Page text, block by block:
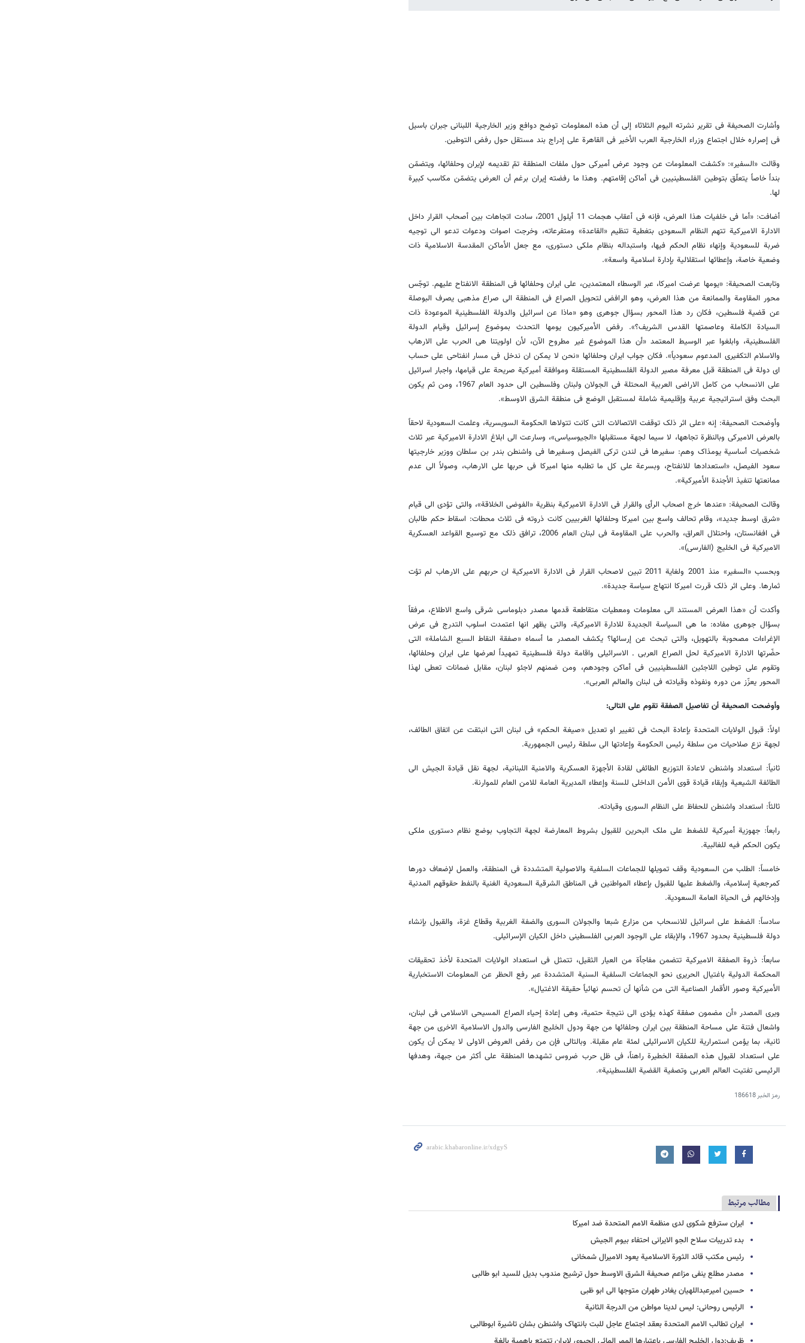
وأشارت الصحیفة فی تقریر نشرته الیوم الثلاثاء إلی أن هذه المعلومات توضح دوافع وزیر الخارجیة اللبنانی جبران باسیل
فی إصراره خلال اجتماع وزراء الخارجیة العرب الأخیر فی القاهرة علی إدراج بند مستقل حول رفض التوطین.
وقالت «السفیر»: «کشفت المعلومات عن وجود عرض أمیرکی حول ملفات المنطقة تمّ تقدیمه لإیران وحلفائها، ویتضمّن
بنداً خاصاً یتعلّق بتوطین الفلسطینیین فی أماکن إقامتهم. وهذا ما رفضته إیران برغم أن العرض یتضمّن مکاسب کبیرة
لها.
أضافت: «أما فی خلفیات هذا العرض، فإنه فی أعقاب هجمات 11 أیلول 2001، سادت اتجاهات بین أصحاب القرار داخل
الادارة الامیرکیة تتهم النظام السعودی بتغطیة تنظیم «القاعدة» ومتفرعاته، وخرجت اصوات ودعوات تدعو الی توجیه
ضربة للسعودیة وإنهاء نظام الحکم فیها، واستبداله بنظام ملکی دستوری، مع جعل الأماکن المقدسة الاسلامیة ذات
وضعیة خاصة، وإعطائها استقلالیة بإدارة اسلامیة واسعة».
وتابعت الصحیفة: «یومها عرضت امیرکا، عبر الوسطاء المعتمدین، علی ایران وحلفائها فی المنطقة الانفتاح علیهم. توجّس
محور المقاومة والممانعة من هذا العرض، وهو الرافض لتحویل الصراع فی المنطقة الی صراع مذهبی یصرف البوصلة
عن قضیة فلسطین، فکان رد هذا المحور بسؤال جوهری وهو «ماذا عن اسرائیل والدولة الفلسطینیة الموعودة ذات
السیادة الکاملة وعاصمتها القدس الشریف؟». رفض الأمیرکیون یومها التحدث بموضوع إسرائیل وقیام الدولة
الفلسطینیة، وابلغوا عبر الوسیط المعتمد «أن هذا الموضوع غیر مطروح الآن، لأن اولویتنا هی الحرب علی الارهاب
والاسلام التکفیری المدعوم سعودیاً». فکان جواب ایران وحلفائها «نحن لا یمکن ان ندخل فی مسار انفتاحی علی حساب
ای دولة فی المنطقة قبل معرفة مصیر الدولة الفلسطینیة المستقلة وموافقة أمیرکیة صریحة علی قیامها، واجبار اسرائیل
علی الانسحاب من کامل الاراضی العربیة المحتلة فی الجولان ولبنان وفلسطین الی حدود العام 1967، ومن ثم یکون
البحث وفق استراتیجیة عربیة وإقلیمیة شاملة لمستقبل الوضع فی منطقة الشرق الاوسط».
وأوضحت الصحیفة: إنه «علی اثر ذلک توقفت الاتصالات التی کانت تتولاها الحکومة السویسریة، وعلمت السعودیة لاحقاً
بالعرض الامیرکی وبالنظرة تجاهها، لا سیما لجهة مستقبلها «الجیوسیاسی»، وسارعت الی ابلاغ الادارة الامیرکیة عبر ثلاث
شخصیات أساسیة یومذاک وهم: سفیرها فی لندن ترکی الفیصل وسفیرها فی واشنطن بندر بن سلطان ووزیر خارجیتها
سعود الفیصل، «استعدادها للانفتاح، وبسرعة علی کل ما تطلبه منها امیرکا فی حربها علی الارهاب، وصولاً الی عدم
ممانعتها تنفیذ الأجندة الأمیرکیة».
وقالت الصحیفة: «عندها خرج اصحاب الرأی والقرار فی الادارة الامیرکیة بنظریة «الفوضی الخلاقة»، والتی تؤدی الی قیام
«شرق اوسط جدید»، وقام تحالف واسع بین امیرکا وحلفائها الغربیین کانت ذروته فی ثلاث محطات: اسقاط حکم طالبان
فی افغانستان، واحتلال العراق، والحرب علی المقاومة فی لبنان العام 2006، ترافق ذلک مع توسیع القواعد العسکریة
الامیرکیة فی الخلیج (الفارسی)».
وبحسب «السفیر» منذ 2001 ولغایة 2011 تبین لاصحاب القرار فی الادارة الامیرکیة ان حربهم علی الارهاب لم تؤت
ثمارها. وعلی اثر ذلک قررت امیرکا انتهاج سیاسة جدیدة».
وأکدت أن «هذا العرض المستند الی معلومات ومعطیات متقاطعة قدمها مصدر دبلوماسی شرقی واسع الاطلاع، مرفقاً
بسؤال جوهری مفاده: ما هی السیاسة الجدیدة للادارة الامیرکیة، والتی یظهر انها اعتمدت اسلوب التدرج فی عرض
الإغراءات مصحوبة بالتهویل، والتی تبحث عن إرسائها؟ یکشف المصدر ما أسماه «صفقة النقاط السبع الشاملة» التی
حضّرتها الادارة الامیرکیة لحل الصراع العربی ـ الاسرائیلی واقامة دولة فلسطینیة تمهیداً لعرضها علی ایران وحلفائها،
وتقوم علی توطین اللاجئین الفلسطینیین فی أماکن وجودهم، ومن ضمنهم لاجئو لبنان، مقابل ضمانات تعطی لهذا
المحور یعزّز من دوره ونفوذه وقیادته فی لبنان والعالم العربی».
وأوضحت الصحیفة أن تفاصیل الصفقة تقوم علی التالی:
اولاً: قبول الولایات المتحدة بإعادة البحث فی تغییر او تعدیل «صیغة الحکم» فی لبنان التی انبثقت عن اتفاق الطائف،
لجهة نزع صلاحیات من سلطة رئیس الحکومة وإعادتها الی سلطة رئیس الجمهوریة.
ثانیاً: استعداد واشنطن لاعادة التوزیع الطائفی لقادة الأجهزة العسکریة والامنیة اللبنانیة، لجهة نقل قیادة الجیش الی
الطائفة الشیعیة وإبقاء قیادة قوی الأمن الداخلی للسنة وإعطاء المدیریة العامة للامن العام للموارنة.
ثالثاً: استعداد واشنطن للحفاظ علی النظام السوری وقیادته.
رابعاً: جهوزیة أمیرکیة للضغط علی ملک البحرین للقبول بشروط المعارضة لجهة التجاوب بوضع نظام دستوری ملکی
یکون الحکم فیه للغالبیة.
خامساً: الطلب من السعودیة وقف تمویلها للجماعات السلفیة والاصولیة المتشددة فی المنطقة، والعمل لإضعاف دورها
کمرجعیة إسلامیة، والضغط علیها للقبول بإعطاء المواطنین فی المناطق الشرقیة السعودیة الغنیة بالنفط حقوقهم المدنیة
وإدخالهم فی الحیاة العامة السعودیة.
سادساً: الضغط علی اسرائیل للانسحاب من مزارع شبعا والجولان السوری والضفة الغربیة وقطاع غزة، والقبول بإنشاء
دولة فلسطینیة بحدود 1967، والإبقاء علی الوجود العربی الفلسطینی داخل الکیان الإسرائیلی.
سابعاً: ذروة الصفقة الامیرکیة تتضمن مفاجأة من العیار الثقیل، تتمثل فی استعداد الولایات المتحدة لأخذ تحقیقات
المحکمة الدولیة باغتیال الحریری نحو الجماعات السلفیة السنیة المتشددة عبر رفع الحظر عن المعلومات الاستخباریة
الأمیرکیة وصور الأقمار الصناعیة التی من شأنها أن تحسم نهائیاً حقیقة الاغتیال».
ویری المصدر «أن مضمون صفقة کهذه یؤدی الی نتیجة حتمیة، وهی إعادة إحیاء الصراع المسیحی الاسلامی فی لبنان،
واشعال فتنة علی مساحة المنطقة بین ایران وحلفائها من جهة ودول الخلیج الفارسی والدول الاسلامیة الاخری من جهة
ثانیة، بما یؤمن استمراریة للکیان الاسرائیلی لمئة عام مقبلة. وبالتالی فإن من رفض العروض الاولی لا یمکن أن یکون
علی استعداد لقبول هذه الصفقة الخطیرة راهناً، فی ظل حرب ضروس تشهدها المنطقة علی أکثر من جبهة، وهدفها
الرئیسی تفتیت العالم العربی وتصفیة القضیة الفلسطینیة».
رمز الخبر186618
مطالب مرتبط
ایران سترفع شکوی لدی منظمة الامم المتحدة ضد امیرکا
بدء تدریبات سلاح الجو الایرانی احتفاء بیوم الجیش
رئیس مکتب قائد الثورة الاسلامیة یعود الامیرال شمخانی
مصدر مطلع ینفی مزاعم صحیفة الشرق الاوسط حول ترشیح مندوب بدیل للسید ابو طالبی
حسین امیرعبداللهیان یغادر طهران متوجها الی ابو ظبی
الرئیس روحانی: لیس لدینا مواطن من الدرجة الثانیة
ایران تطالب الامم المتحدة بعقد اجتماع عاجل للبت بانتهاک واشنطن بشان تاشیرة ابوطالبی